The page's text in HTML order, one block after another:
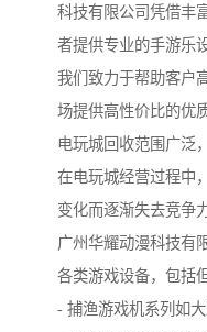
科技有限公司凭借丰
者提供专业的手游乐
我们致力于帮助客户
场提供高性价比的优
电玩城回收范围广泛
在电玩城经营过程中
变化而逐渐失去竞争力
广州华耀动漫科技有
各类游戏设备，包括
- 捕渔游戏机系列如